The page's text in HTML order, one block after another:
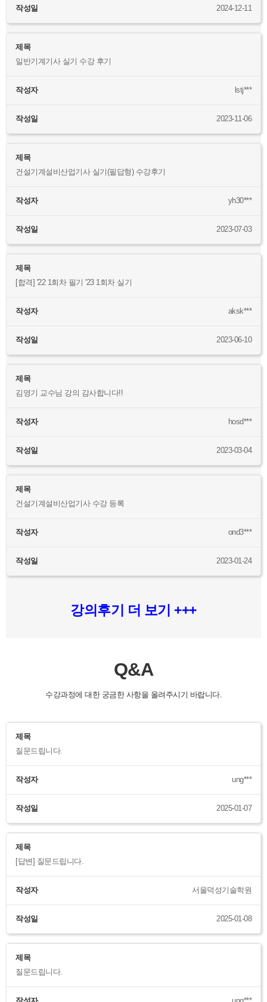
작성일 2024-12-11
제목
일반기계기사 실기 수강 후기
작성자 lstj***
작성일 2023-11-06
제목
건설기계설비산업기사 실기(필답형) 수강후기
작성자 yh30***
작성일 2023-07-03
제목
[합격] '22 1회차 필기 '23 1회차 실기
작성자 aksk***
작성일 2023-06-10
제목
김영기 교수님 강의 감사합니다!!
작성자 hosd***
작성일 2023-03-04
제목
건설기계설비산업기사 수강 등록
작성자 ond3***
작성일 2023-01-24
강의후기 더 보기 +++
Q&A
수강과정에 대한 궁금한 사항을 올려주시기 바랍니다.
제목
질문드립니다.
작성자 ung***
작성일 2025-01-07
제목
[답변] 질문드립니다.
작성자 서울덕성기술학원
작성일 2025-01-08
제목
질문드립니다.